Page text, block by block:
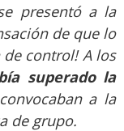
presentó a la
de que lo
de control! A los
superado la
a la
de grupo.